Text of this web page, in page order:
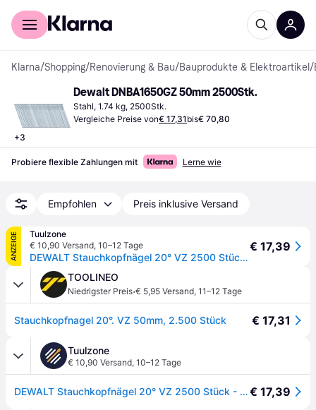
Für Shopper
Klarna/Shopping/Renovierung & Bau/Bauprodukte & Elektroartikel /
+3
Dewalt DNBA1650GZ 50mm 2500Stk.
Stahl, 1.74 kg, 2500Stk.
Vergleiche Preise von€ 17,31bis€ 70,80
Probiere flexible Zahlungen mit Lerne wie
Empfohlen Preis inklusive Versand
ANZEIGE
Tuulzone
€ 10,90 Versand, 10–12 Tage
DEWALT Stauchkopfnägel 20° VZ 2500 Stück - DNBA1650GZ
€ 17,39
TOOLINEO
Niedrigster Preis·€ 5,95 Versand, 11–12 Tage
Stauchkopfnagel 20°. VZ 50mm, 2.500 Stück € 17,31
Tuulzone
€ 10,90 Versand, 10–12 Tage
DEWALT Stauchkopfnägel 20° VZ 2500 Stück - DNBA1650GZ€ 17,39